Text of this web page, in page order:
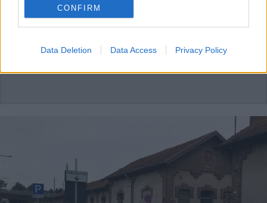
CONFIRM
Data Deletion Data Access Privacy Policy